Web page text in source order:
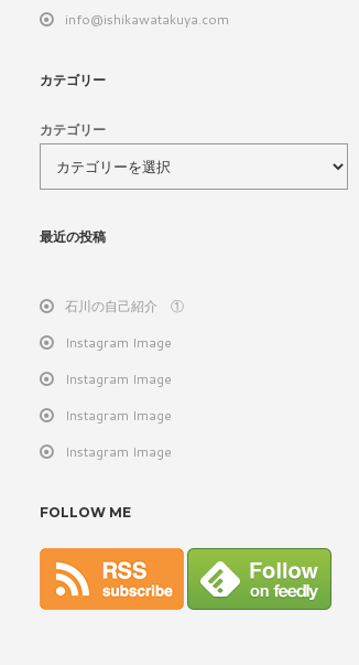
info@ishikawatakuya.com
カテゴリー
カテゴリー
最近の投稿
石川の自己紹介 ①
Instagram Image
Instagram Image
Instagram Image
Instagram Image
FOLLOW ME